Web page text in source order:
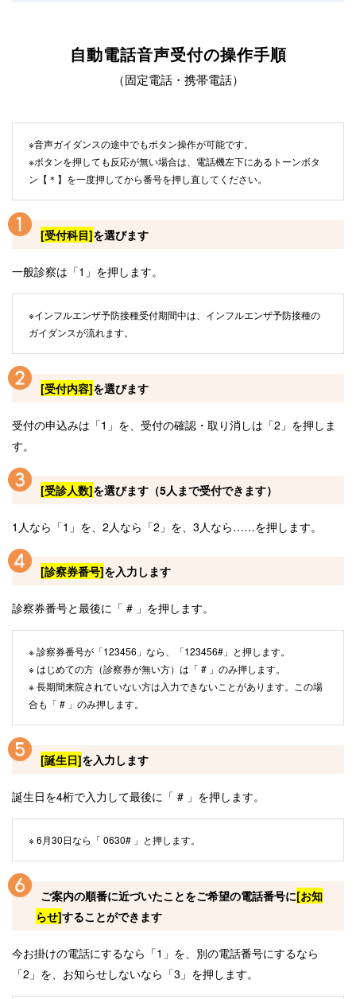
自動電話音声受付の操作手順
（固定電話・携帯電話）
※音声ガイダンスの途中でもボタン操作が可能です。
※ボタンを押しても反応が無い場合は、電話機左下にあるトーンボタ
ン【＊】を一度押してから番号を押し直してください。
[受付科目]を選びます
一般診察は「1」を押します。
※インフルエンザ予防接種受付期間中は、インフルエンザ予防接種の
ガイダンスが流れます。
[受付内容]を選びます
受付の申込みは「1」を、受付の確認・取り消しは「2」を押しま
す。
[受診人数]を選びます（5人まで受付できます）
1人なら「1」を、2人なら「2」を、3人なら……を押します。
[診察券番号]を入力します
診察券番号と最後に「 # 」を押します。
※ 診察券番号が「123456」なら、「123456#」と押します。
※ はじめての方（診察券が無い方）は「 # 」のみ押します。
※ 長期間来院されていない方は入力できないことがあります。この場
合も「 # 」のみ押します。
[誕生日]を入力します
誕生日を4桁で入力して最後に「 # 」を押します。
※ 6月30日なら「 0630# 」と押します。
ご案内の順番に近づいたことをご希望の電話番号に[お知
らせ]することができます
今お掛けの電話にするなら「1」を、別の電話番号にするなら
「2」を、お知らせしないなら「3」を押します。